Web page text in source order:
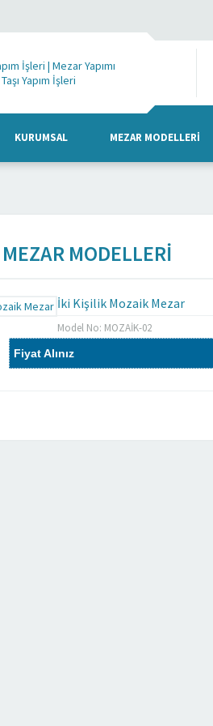
KURUMSAL MEZAR MODELLERI
MODELLERI
İki Kişilik Mozaik Mezar
Model No: MOZAİK-02
Fiyat Alınız